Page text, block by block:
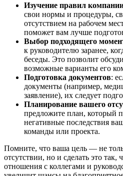
Изучение правил
свои нормы и процедуры,
отсутствием на рабочем
поможет вам лучше
Выбор подходящего
к руководителю заранее,
беседы. Это позволит
возможные варианты его
Подготовка документов:
документы (например,
заявление), их следует
Планирование вашего
предложите план, который
негативные последствия
команды или проекта.
Помните, что ваша цель — не
отсутствии, но и сделать это
отношения с коллегами и